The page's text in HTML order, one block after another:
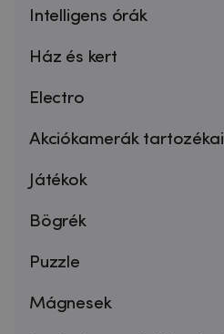
Intelligens órák
Ház és kert
Electro
Akciókamerák tartozékai
Játékok
Bögrék
Puzzle
Mágnesek